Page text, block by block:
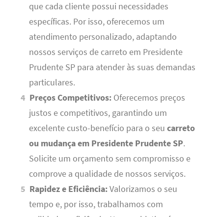
que cada cliente possui necessidades
específicas. Por isso, oferecemos um
atendimento personalizado, adaptando
nossos serviços de carreto em Presidente
Prudente SP para atender às suas demandas
particulares.
Preços Competitivos: Oferecemos preços
justos e competitivos, garantindo um
excelente custo-benefício para o seu carreto
ou mudança em Presidente Prudente SP.
Solicite um orçamento sem compromisso e
comprove a qualidade de nossos serviços.
Rapidez e Eficiência:Valorizamos o seu
tempo e, por isso, trabalhamos com